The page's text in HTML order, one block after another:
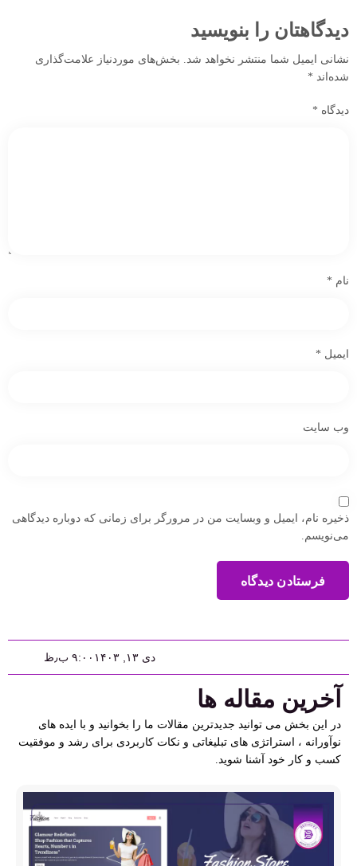
دیدگاهتان را بنویسید
نشانی ایمیل شما منتشر نخواهد شد.
بخش‌های موردنیاز علامت‌گذاری
شده‌اند *
دیدگاه *
نام *
ایمیل *
وب‌ سایت
ذخیره نام، ایمیل و وبسایت من در مرورگر برای زمانی که دوباره دیدگاهی
می‌نویسم.
فرستادن دیدگاه
دی ۱۳, ۱۴۰۳ ۹:۰۰ ب٫ظ
آخرین مقاله ها
در این بخش می توانید جدیدترین مقالات ما را بخوانید و با ایده های
نوآورانه ، استراتژی های تبلیغاتی و نکات کاربردی برای رشد و موفقیت
کسب و کار خود آشنا شوید.